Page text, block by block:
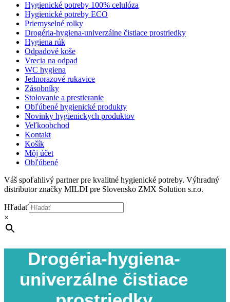
Hygienické potreby 100% celulóza
Hygienické potreby ECO
Priemyselné rolky
Drogéria-hygiena-univerzálne čistiace prostriedky
Hygiena rúk
Odpadové koše
Vrecia na odpad
WC hygiena
Jednorazové rukavice
Zásobníky
Stolovanie a prestieranie
Obľúbené hygienické produkty
Novinky hygienickych produktov
Veľkoobchod
Kontakt
Košík
Môj účet
Obľúbené
Váš spoľahlivý partner pre kvalitné hygienické potreby. Výhradný
distributor značky MILDI pre Slovensko ZMX Solution s.r.o.
Hľadať
×
Drogéria-hygiena-
univerzálne čistiace